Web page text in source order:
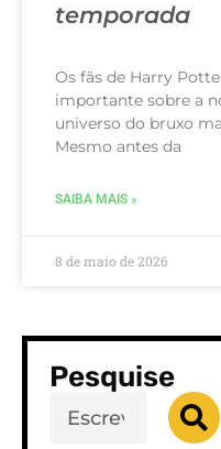
temporada
Os fãs de Harry
importante sobre a
universo do bruxo
Mesmo antes da
SAIBA MAIS »
8 de maio de 2026
Pesquise